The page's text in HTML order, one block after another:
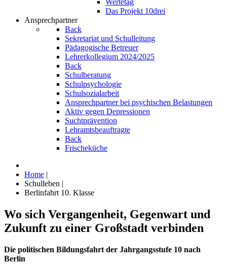
Wertetag
Das Projekt 10drei
Ansprechpartner
Back
Sekretariat und Schulleitung
Pädagogische Betreuer
Lehrerkollegium 2024/2025
Back
Schulberatung
Schulpsychologie
Schulsozialarbeit
Ansprechpartner bei psychischen Belastungen
Aktiv gegen Depressionen
Suchtprävention
Lehramtsbeauftragte
Back
Frischeküche
Home |
Schulleben |
Berlinfahrt 10. Klasse
Wo sich Vergangenheit, Gegenwart und
Zukunft zu einer Großstadt verbinden
Die politischen Bildungsfahrt der Jahrgangsstufe 10 nach
Berlin